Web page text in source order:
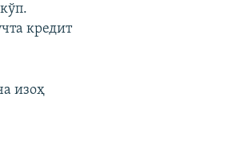
кредит
изоҳ